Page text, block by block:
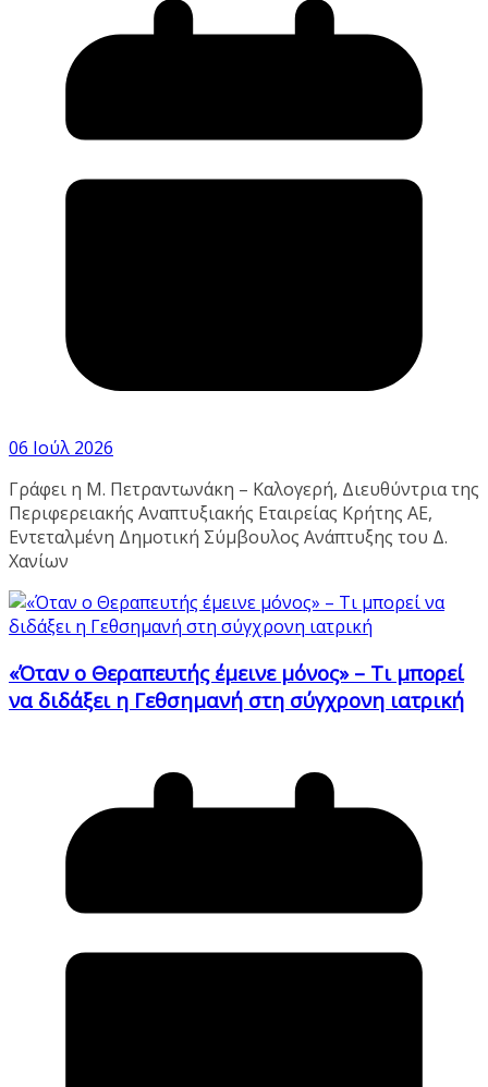
06 Ιούλ 2026
Γράφει η Μ. Πετραντωνάκη – Καλογερή, Διευθύντρια της
Περιφερειακής Αναπτυξιακής Εταιρείας Κρήτης ΑΕ,
Εντεταλμένη Δημοτική Σύμβουλος Ανάπτυξης του Δ.
Χανίων
«Όταν ο Θεραπευτής έμεινε μόνος» – Τι μπορεί
να διδάξει η Γεθσημανή στη σύγχρονη ιατρική